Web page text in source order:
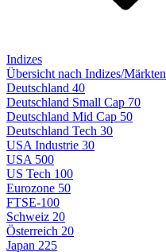
Indizes
Übersicht nach Indizes/Märkten
Deutschland 40
Deutschland Small Cap 70
Deutschland Mid Cap 50
Deutschland Tech 30
USA Industrie 30
USA 500
US Tech 100
Eurozone 50
FTSE-100
Schweiz 20
Österreich 20
Japan 225